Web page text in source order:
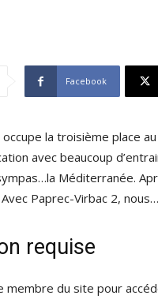
Facebook
la troisième place
avec beaucoup
Méditerranée.
Paprec-Virbac 2, nous…
requise
membre du site pour